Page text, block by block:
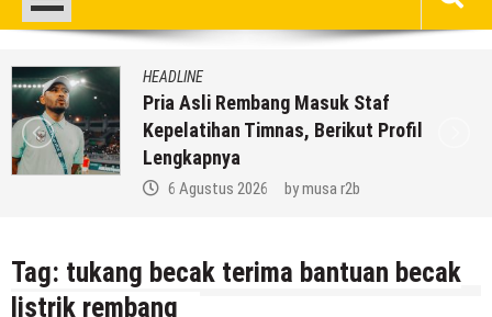
HEADLINE
Pria Asli Rembang Masuk Staf
Kepelatihan Timnas, Berikut Profil
Lengkapnya
6 Agustus 2026 bymusa r2b
Tag: tukang becak terima bantuan becak
listrik rembang